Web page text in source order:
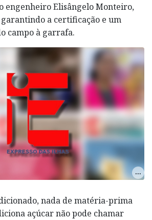
engenheiro Elisângelo Monteiro,
a certificação e um
campo à garrafa.
nada de matéria-prima
açúcar não pode chamar